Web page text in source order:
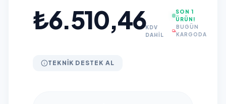
₺6.510,46KDV
DAHİL
SON 1
ÜRÜN!
BUGÜN
KARGODA
TEKNIK DESTEK AL